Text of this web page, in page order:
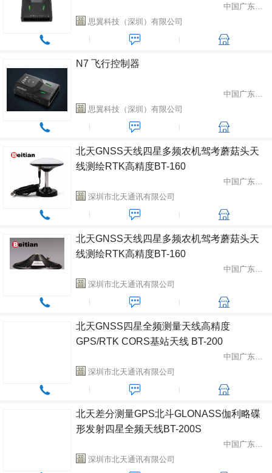
中国广东省深圳市
思翼科技（深圳）有限公司
N7 飞行控制器
中国广东省深圳市
思翼科技（深圳）有限公司
北天GNSS天线四星多频农机驾考蘑菇头天
线测绘RTK高精度BT-160
中国广东省深圳市
深圳市北天通讯有限公司
北天GNSS天线四星多频农机驾考蘑菇头天
线测绘RTK高精度BT-160
中国广东省深圳市
深圳市北天通讯有限公司
北天GNSS四星全频测量天线高精度
GPS/RTK CORS基站天线 BT-200
中国广东省深圳市
深圳市北天通讯有限公司
北天差分测量GPS北斗GLONASS伽利略碟
形发射四星全频天线BT-200S
中国广东省深圳市
深圳市北天通讯有限公司